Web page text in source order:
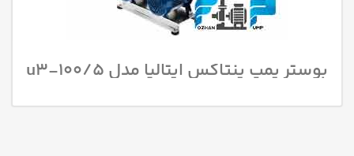
بوستر پمپ پنتاکس ایتالیا مدل u3-100/5
T